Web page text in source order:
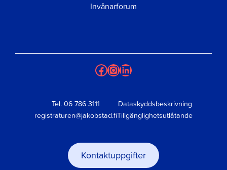
Invånarforum
Facebook
Instagram
LinkedIn
Tel. 06 786 3111
registraturen@jakobstad.fi
Dataskyddsbeskrivning
Tillgänglighetsutlåtande
Kontaktuppgifter